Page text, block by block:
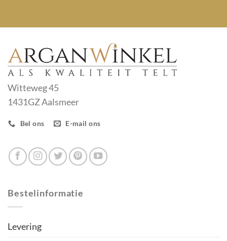
Witteweg 45
1431GZ Aalsmeer
Bel ons E-mail ons
Bestelinformatie
Levering